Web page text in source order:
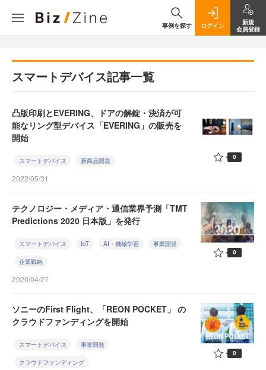
事例を探す ログイン
新規
会員登録
スマートデバイス記事一覧
凸版印刷とEVERING、ドアの解錠・決済が可
能なリング型デバイス「EVERING」の販売を
開始
スマートデバイス 新商品開発
2022/05/31
0
テクノロジー・メディア・通信業界予測「TMT
Predictions 2020 日本版」を発行
スマートデバイス IoT AI・機械学習 事業開発
企業戦略
2020/04/27
0
ソニーのFirst Flight、「REON POCKET」 の
クラウドファンディングを開始
スマートデバイス 事業開発
クラウドファンディング
0